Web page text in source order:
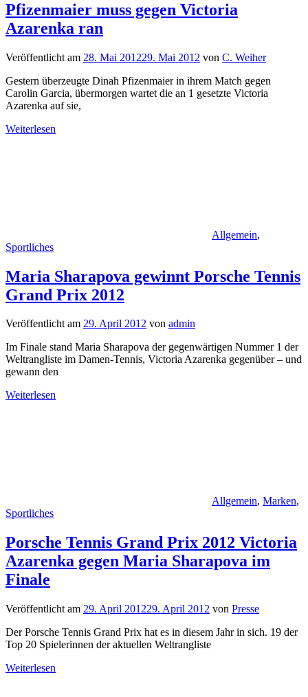
Pfizenmaier muss gegen Victoria
Azarenka ran
Veröffentlicht am 28. Mai 201229. Mai 2012 von C. Weiher
Gestern überzeugte Dinah Pfizenmaier in ihrem Match gegen
Carolin Garcia, übermorgen wartet die an 1 gesetzte Victoria
Azarenka auf sie,
Weiterlesen
Allgemein,
Sportliches
Maria Sharapova gewinnt Porsche Tennis
Grand Prix 2012
Veröffentlicht am 29. April 2012 von admin
Im Finale stand Maria Sharapova der gegenwärtigen Nummer 1 der
Weltrangliste im Damen-Tennis, Victoria Azarenka gegenüber – und
gewann den
Weiterlesen
Allgemein, Marken,
Sportliches
Porsche Tennis Grand Prix 2012 Victoria
Azarenka gegen Maria Sharapova im
Finale
Veröffentlicht am 29. April 201229. April 2012 von Presse
Der Porsche Tennis Grand Prix hat es in diesem Jahr in sich. 19 der
Top 20 Spielerinnen der aktuellen Weltrangliste
Weiterlesen